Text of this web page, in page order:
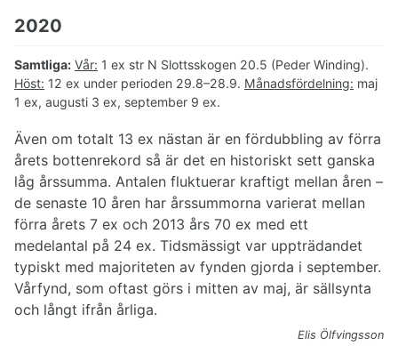
2020
Samtliga: Vår: 1 ex str N Slottsskogen 20.5 (Peder Winding).
Höst: 12 ex under perioden 29.8–28.9. Månadsfördelning: maj
1 ex, augusti 3 ex, september 9 ex.
Även om totalt 13 ex nästan är en fördubbling av förra
årets bottenrekord så är det en historiskt sett ganska
låg årssumma. Antalen fluktuerar kraftigt mellan åren –
de senaste 10 åren har årssummorna varierat mellan
förra årets 7 ex och 2013 års 70 ex med ett
medelantal på 24 ex. Tidsmässigt var uppträdandet
typiskt med majoriteten av fynden gjorda i september.
Vårfynd, som oftast görs i mitten av maj, är sällsynta
och långt ifrån årliga.
Elis Ölfvingsson